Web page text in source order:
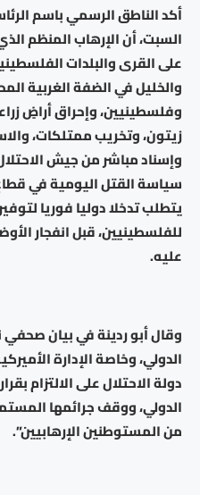
أكد الناطق الرسمي باسم
السبت، أن الإرهاب المنظم
على القرى والبلدات
والخليل في الضفة الغربية
وفلسطينيين، وإحراق أراضٍ
زيتون، وتخريب ممتلكات،
وإسناد مباشر من جيش
سياسة القتل اليومية في
يتطلب تدخلا دوليا فوريا
للفلسطينيين، قبل انفجار
عليه.
وقال أبو ردينة في بيان
الدولي، وخاصة الإدارة
دولة الاحتلال على الالتزام
الدولي، ووقف جرائمها
من المستوطنين الإرهابيين”.